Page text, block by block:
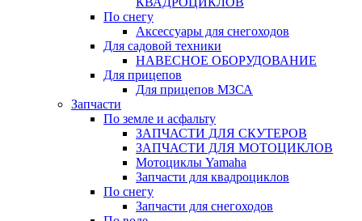
По снегу
Аксессуары для снегоходов
Для садовой техники
НАВЕСНОЕ ОБОРУДОВАНИЕ
Для прицепов
Для прицепов МЗСА
Запчасти
По земле и асфальту
ЗАПЧАСТИ ДЛЯ СКУТЕРОВ
ЗАПЧАСТИ ДЛЯ МОТОЦИКЛОВ
Мотоциклы Yamaha
Запчасти для квадроциклов
По снегу
Запчасти для снегоходов